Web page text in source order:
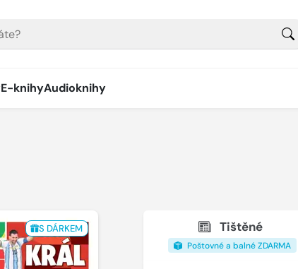
E-knihyAudioknihy
S DÁRKEM Tištěné
Poštovné a balné ZDARMA